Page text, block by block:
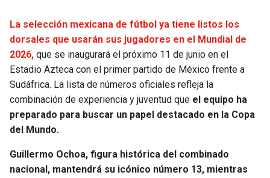
PACKERS
VIKINGS
FALCONS
PANTHERS
SAINTS
TIMBERWOLVES
THUNDER
TRAIL BLAZERS
JAZZ
La selección mexicana de fútbol ya tiene listos los
dorsales que usarán sus jugadores en el Mundial de
2026, que se inaugurará el próximo 11 de junio en el
Estadio Azteca con el primer partido de México frente a
Sudáfrica. La lista de números oficiales refleja la
combinación de experiencia y juventud que el equipo ha
preparado para buscar un papel destacado en la Copa
del Mundo.
Guillermo Ochoa, figura histórica del combinado
nacional, mantendrá su icónico número 13, mientras